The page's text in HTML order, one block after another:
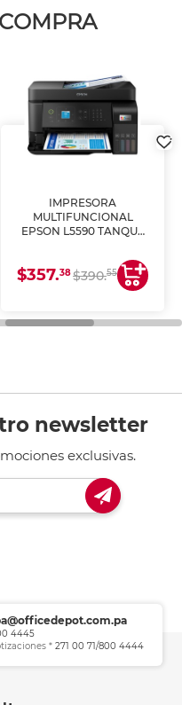
IMPRESORA
MULTIFUNCIONAL
EPSON L5590 TANQUE
COPIA Y ESCANEA)
$357.38$390.55
newsletter
exclusivas.
4445
* 271 00 71/800 4444